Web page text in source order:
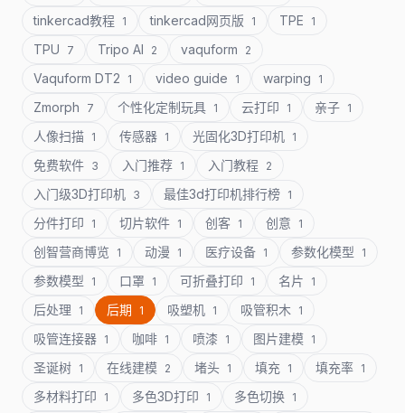
tinkercad教程 1 tinkercad网页版 1 TPE 1
TPU 7 Tripo AI 2 vaquform 2
Vaquform DT2 1 video guide 1 warping 1
Zmorph 7 个性化定制玩具 1 云打印 1 亲子 1
人像扫描 1 传感器 1 光固化3D打印机 1
免费软件 3 入门推荐 1 入门教程 2
入门级3D打印机 3 最佳3d打印机排行榜 1
分件打印 1 切片软件 1 创客 1 创意 1
创智营商博览 1 动漫 1 医疗设备 1 参数化模型 1
参数模型 1 口罩 1 可折叠打印 1 名片 1
后处理 1 后期 1 吸塑机 1 吸管积木 1
吸管连接器 1 咖啡 1 喷漆 1 图片建模 1
圣诞树 1 在线建模 2 堵头 1 填充 1 填充率 1
多材料打印 1 多色3D打印 1 多色切换 1